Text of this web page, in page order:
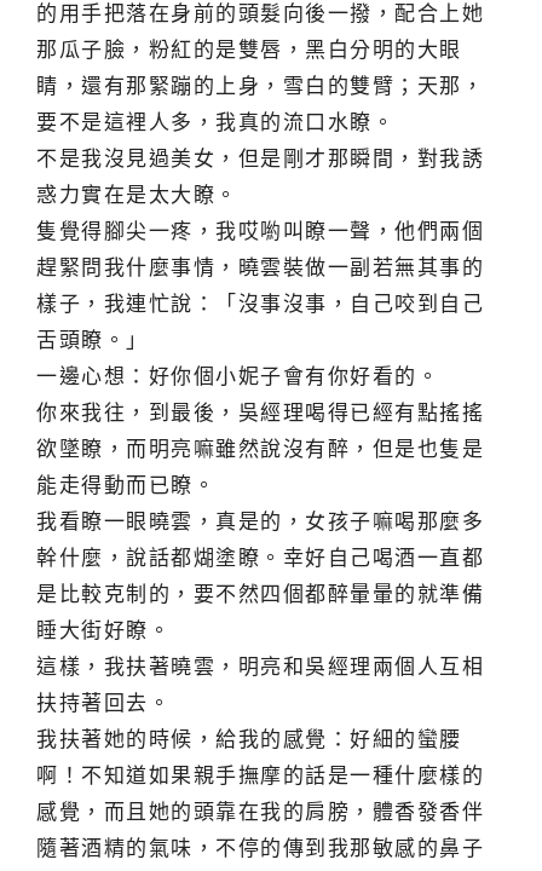
的用手把落在身前的頭髮向後一撥，配合上她
那瓜子臉，粉紅的是雙唇，黑白分明的大眼
睛，還有那緊蹦的上身，雪白的雙臂；天那，
要不是這裡人多，我真的流口水瞭。
不是我沒見過美女，但是剛才那瞬間，對我誘
惑力實在是太大瞭。
隻覺得腳尖一疼，我哎喲叫瞭一聲，他們兩個
趕緊問我什麼事情，曉雲裝做一副若無其事的
樣子，我連忙說：「沒事沒事，自己咬到自己
舌頭瞭。」
一邊心想：好你個小妮子會有你好看的。
你來我往，到最後，吳經理喝得已經有點搖搖
欲墜瞭，而明亮嘛雖然說沒有醉，但是也隻是
能走得動而已瞭。
我看瞭一眼曉雲，真是的，女孩子嘛喝那麼多
幹什麼，說話都煳塗瞭。幸好自己喝酒一直都
是比較克制的，要不然四個都醉暈暈的就準備
睡大街好瞭。
這樣，我扶著曉雲，明亮和吳經理兩個人互相
扶持著回去。
我扶著她的時候，給我的感覺：好細的蠻腰
啊！不知道如果親手撫摩的話是一種什麼樣的
感覺，而且她的頭靠在我的肩膀，體香發香伴
隨著酒精的氣味，不停的傳到我那敏感的鼻子